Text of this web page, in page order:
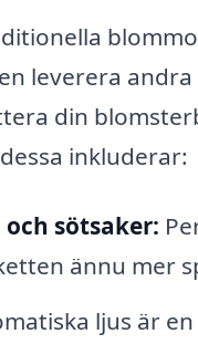
leverera
din
inkluderar:
och sötsaker:
ännu mer
ljus är